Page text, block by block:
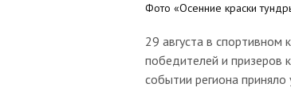
Фото «Осенние краски
29 августа в спортивном
победителей и призеров
событии региона приняло